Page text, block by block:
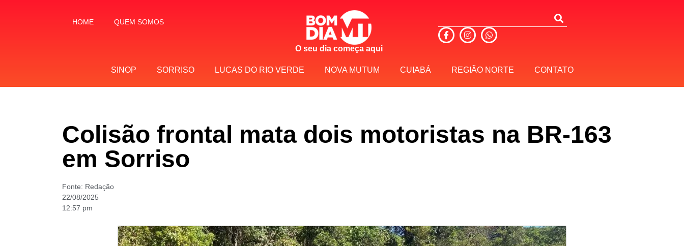
HOME QUEM SOMOS
O seu dia começa aqui
SINOP SORRISO LUCAS DO RIO VERDE NOVA MUTUM CUIABÁ REGIÃO NORTE CONTATO
Colisão frontal mata dois motoristas na BR-163
em Sorriso
Fonte: Redação
22/08/2025
12:57 pm